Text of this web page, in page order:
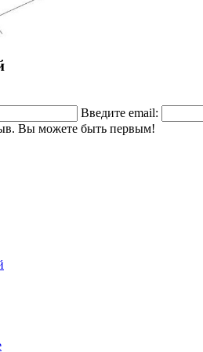
Введите email:
Вы можете быть первым!